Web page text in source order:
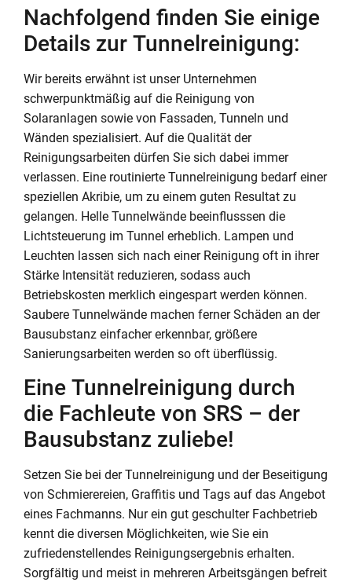
Nachfolgend finden Sie einige
Details zur Tunnelreinigung:
Wir bereits erwähnt ist unser Unternehmen
schwerpunktmäßig auf die Reinigung von
Solaranlagen sowie von Fassaden, Tunneln und
Wänden spezialisiert. Auf die Qualität der
Reinigungsarbeiten dürfen Sie sich dabei immer
verlassen. Eine routinierte Tunnelreinigung bedarf einer
speziellen Akribie, um zu einem guten Resultat zu
gelangen. Helle Tunnelwände beeinflusssen die
Lichtsteuerung im Tunnel erheblich. Lampen und
Leuchten lassen sich nach einer Reinigung oft in ihrer
Stärke Intensität reduzieren, sodass auch
Betriebskosten merklich eingespart werden können.
Saubere Tunnelwände machen ferner Schäden an der
Bausubstanz einfacher erkennbar, größere
Sanierungsarbeiten werden so oft überflüssig.
Eine Tunnelreinigung durch
die Fachleute von SRS – der
Bausubstanz zuliebe!
Setzen Sie bei der Tunnelreinigung und der Beseitigung
von Schmierereien, Graffitis und Tags auf das Angebot
eines Fachmanns. Nur ein gut geschulter Fachbetrieb
kennt die diversen Möglichkeiten, wie Sie ein
zufriedenstellendes Reinigungsergebnis erhalten.
Sorgfältig und meist in mehreren Arbeitsgängen befreit